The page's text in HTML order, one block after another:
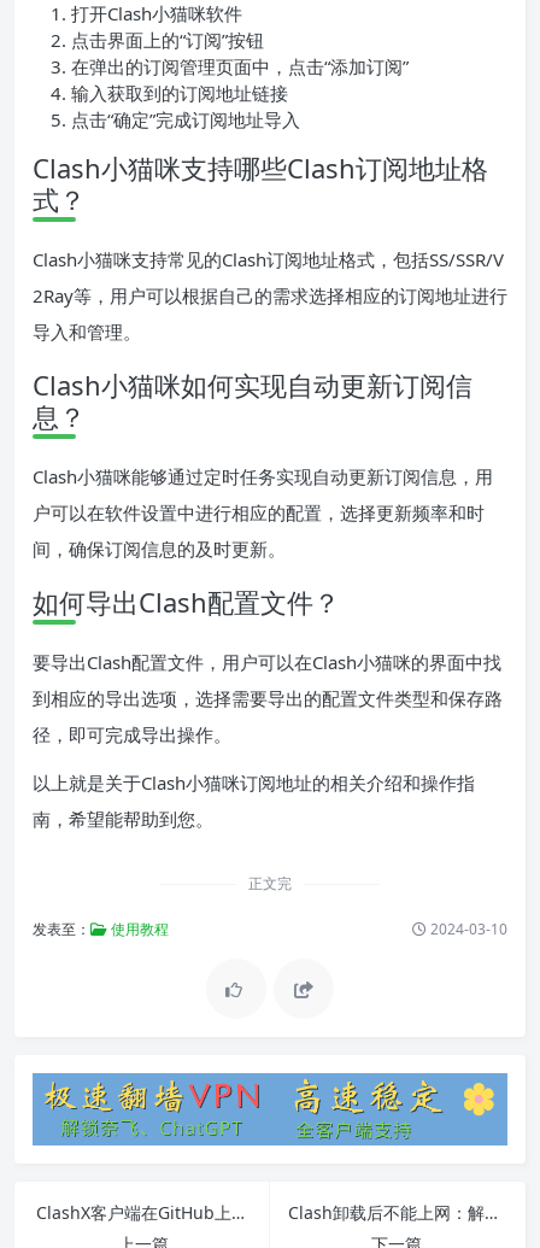
打开Clash小猫咪软件
点击界面上的“订阅”按钮
在弹出的订阅管理页面中，点击“添加订阅”
输入获取到的订阅地址链接
点击“确定”完成订阅地址导入
Clash小猫咪支持哪些Clash订阅地址格
式？
Clash小猫咪支持常见的Clash订阅地址格式，包括SS/SSR/V
2Ray等，用户可以根据自己的需求选择相应的订阅地址进行
导入和管理。
Clash小猫咪如何实现自动更新订阅信
息？
Clash小猫咪能够通过定时任务实现自动更新订阅信息，用
户可以在软件设置中进行相应的配置，选择更新频率和时
间，确保订阅信息的及时更新。
如何导出Clash配置文件？
要导出Clash配置文件，用户可以在Clash小猫咪的界面中找
到相应的导出选项，选择需要导出的配置文件类型和保存路
径，即可完成导出操作。
以上就是关于Clash小猫咪订阅地址的相关介绍和操作指
南，希望能帮助到您。
正文完
发表至： 使用教程 2024-03-10
ClashX客户端在GitHub上的详细介绍
Clash卸载后不能上网：解决方法大全